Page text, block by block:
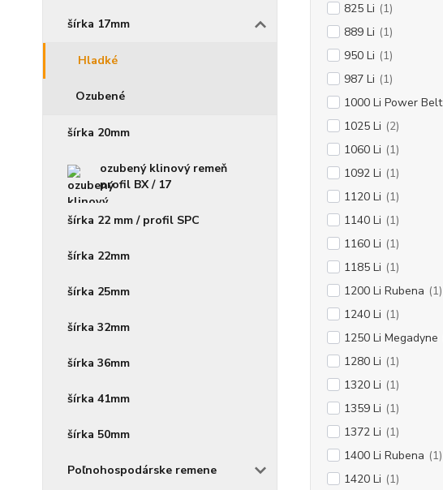
šírka 17mm
Hladké
Ozubené
šírka 20mm
ozubený klinový remeň
profil BX / 17
šírka 22 mm / profil SPC
šírka 22mm
šírka 25mm
šírka 32mm
šírka 36mm
šírka 41mm
šírka 50mm
Poľnohospodárske remene
825 Li (1)
889 Li (1)
950 Li (1)
987 Li (1)
1000 Li Power Belt
1025 Li (2)
1060 Li (1)
1092 Li (1)
1120 Li (1)
1140 Li (1)
1160 Li (1)
1185 Li (1)
1200 Li Rubena (1)
1240 Li (1)
1250 Li Megadyne
1280 Li (1)
1320 Li (1)
1359 Li (1)
1372 Li (1)
1400 Li Rubena (1)
1420 Li (1)